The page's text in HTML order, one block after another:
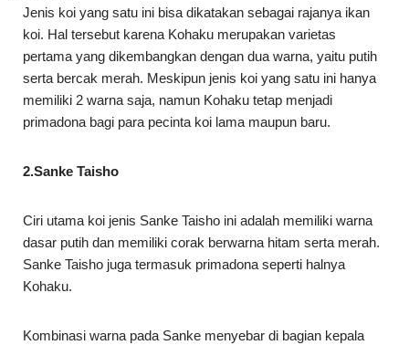
Jenis koi yang satu ini bisa dikatakan sebagai rajanya ikan
koi. Hal tersebut karena Kohaku merupakan varietas
pertama yang dikembangkan dengan dua warna, yaitu putih
serta bercak merah. Meskipun jenis koi yang satu ini hanya
memiliki 2 warna saja, namun Kohaku tetap menjadi
primadona bagi para pecinta koi lama maupun baru.
2.Sanke Taisho
Ciri utama koi jenis Sanke Taisho ini adalah memiliki warna
dasar putih dan memiliki corak berwarna hitam serta merah.
Sanke Taisho juga termasuk primadona seperti halnya
Kohaku.
Kombinasi warna pada Sanke menyebar di bagian kepala